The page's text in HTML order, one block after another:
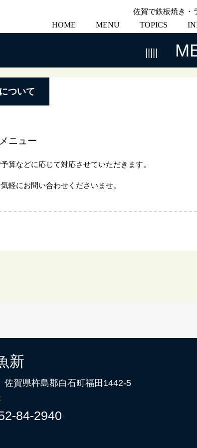
佐賀で鉄板焼き・
HOME MENU TOPICS
ついて
ニュー
予算などに応じて対応させていただきます。
軽にお問い合わせくださいませ。
新
賀県杵島郡白石町福田1442-5
84-2940